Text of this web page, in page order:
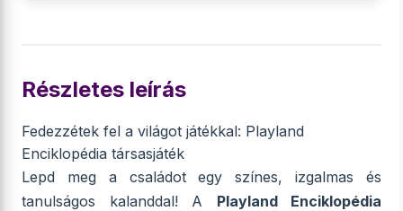
Részletes leírás
Fedezzétek fel a világot játékkal: Playland
Enciklopédia társasjáték
Lepd meg a családot egy színes, izgalmas és
tanulságos kalanddal! A Playland Enciklopédia